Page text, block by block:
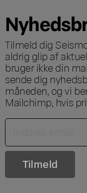
Tilmeld dig
aldrig glip af
bruger ikke din
sende dig
måneden, og vi
Mailchimp, hvis